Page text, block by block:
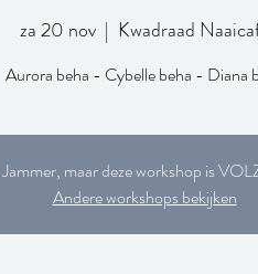
za 20 nov
  |
Kwadraad
Aurora beha - Cybelle beha - Diana
Jammer, maar deze workshop is
Andere workshops bekijken